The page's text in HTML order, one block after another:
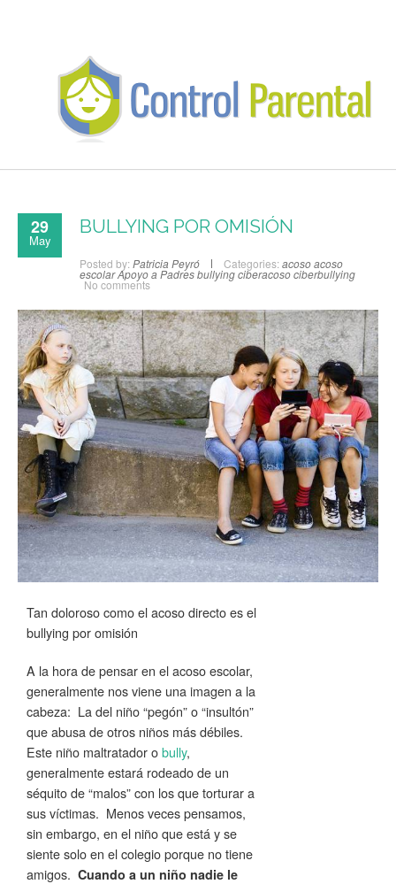
29
May
BULLYING POR OMISIÓN
Posted by: Patricia Peyró Categories: acosoacoso
escolarApoyo a Padresbullyingciberacosociberbullying
No comments
Tan doloroso como el acoso directo es el
bullying por omisión
A la hora de pensar en el acoso escolar,
generalmente nos viene una imagen a la
cabeza: La del niño “pegón” o “insultón”
que abusa de otros niños más débiles.
Este niño maltratador obully,
generalmente estará rodeado de un
séquito de “malos” con los que torturar a
sus víctimas. Menos veces pensamos,
sin embargo, en el niño que está y se
siente solo en el colegio porque no tiene
amigos. Cuando a un niño nadie le